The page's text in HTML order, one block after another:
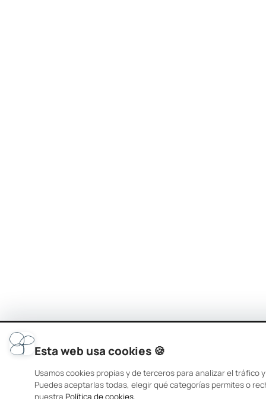
Esta web usa cookies 🍪
Usamos cookies propias y de terceros para analizar el tráfico
Puedes aceptarlas todas, elegir qué categorías permites o
nuestra Política de cookies